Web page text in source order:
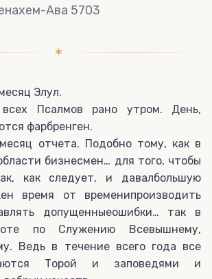
Ава 5703
✶
Элул.
всех Псалмов рано утром. День,
фарбренген.
отчета. Подобно тому, как в
бизнесмен… для того, чтобы
как следует, и давалбольшую
время от временипроизводить
допущенныеошибки… так в
по Служению Всевышнему,
Ведь в течение всего года все
Торой и заповедями и